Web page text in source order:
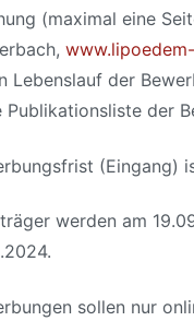
(maximal eine
Lebenslauf der
Publikationsliste der
(Eingang)
werden am
sollen nur